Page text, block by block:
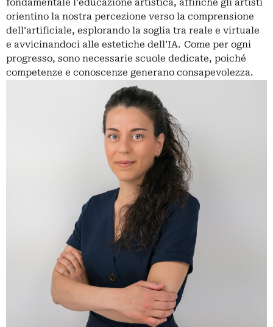
fondamentale l’educazione artistica, affinché gli artisti
orientino la nostra percezione verso la comprensione
dell’artificiale, esplorando la soglia tra reale e virtuale
e avvicinandoci alle estetiche dell’IA. Come per ogni
progresso, sono necessarie scuole dedicate, poiché
competenze e conoscenze generano consapevolezza.